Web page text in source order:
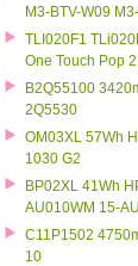
M3-BTV-W09
TLI020F1
One Touch Pop
B2Q55100
2Q5530
OM03XL 57Wh
1030 G2
BP02XL 41Wh
AU010WM 15-
C11P1502
10